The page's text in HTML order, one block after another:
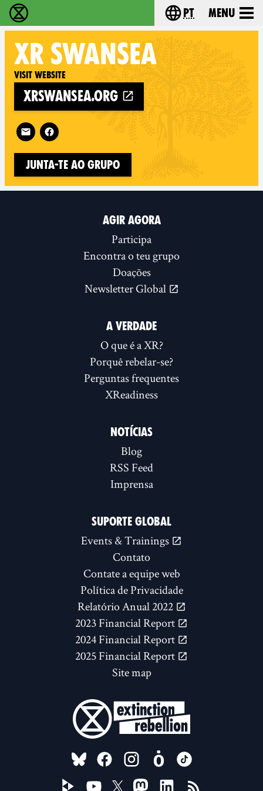
Extinction Rebellion - Home Choose your
pt Menu
XR SWANSEA
Visit website
xrswansea.org
Follow XR Swansea on
Junta-te ao Grupo
AGIR AGORA
Participa
Encontra o teu grupo
Doações
Newsletter Global
A VERDADE
O que é a XR?
Porquê rebelar-se?
Perguntas frequentes
XReadiness
NOTÍCIAS
Blog
RSS Feed
Imprensa
SUPORTE GLOBAL
Events & Trainings
Contato
Contate a equipe web
Política de Privacidade
Relatório Anual 2022
2023 Financial Report
2024 Financial Report
2025 Financial Report
Site map
FOLLOW US ON